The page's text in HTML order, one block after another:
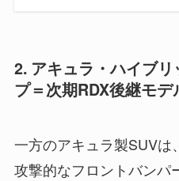
2. アキュラ・ハイブ
プ＝次期RDX後継モデ
一方のアキュラ製SUVは
攻撃的なフロントバンパ